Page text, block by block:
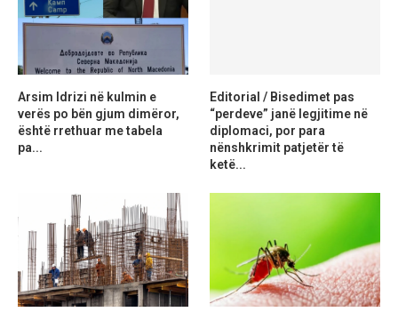
Arsim Idrizi në kulmin e
verës po bën gjum dimëror,
është rrethuar me tabela
pa...
Editorial / Bisedimet pas
“perdeve” janë legjitime në
diplomaci, por para
nënshkrimit patjetër të
ketë...